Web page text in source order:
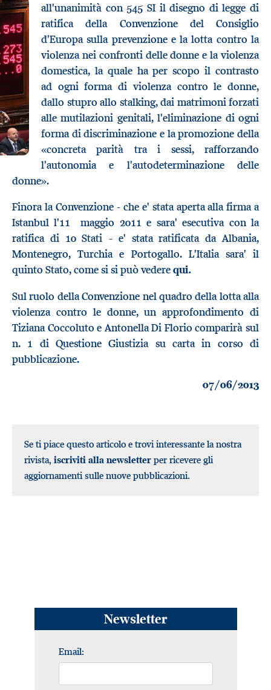
all'unanimità con 545 SI il disegno di legge di
ratifica della Convenzione del Consiglio
d'Europa sulla prevenzione e la lotta contro la
violenza nei confronti delle donne e la violenza
domestica, la quale ha per scopo il contrasto
ad ogni forma di violenza contro le donne,
dallo stupro allo stalking, dai matrimoni forzati
alle mutilazioni genitali, l'eliminazione di ogni
forma di discriminazione e la promozione della
«concreta parità tra i sessi, rafforzando
l'autonomia e l'autodeterminazione delle
donne».
Finora la Convenzione - che e' stata aperta alla firma a
Istanbul l'11 maggio 2011 e sara' esecutiva con la
ratifica di 10 Stati - e' stata ratificata da Albania,
Montenegro, Turchia e Portogallo. L'Italia sara' il
quinto Stato, come si si può vederequi.
Sul ruolo della Convenzione nel quadro della lotta alla
violenza contro le donne, un approfondimento di
Tiziana Coccoluto e Antonella Di Florio comparirà sul
n. 1 di Questione Giustizia su carta in corso di
pubblicazione.
07/06/2013
Se ti piace questo articolo e trovi interessante la nostra
rivista, iscriviti alla newsletter per ricevere gli
aggiornamenti sulle nuove pubblicazioni.
Newsletter
Email: